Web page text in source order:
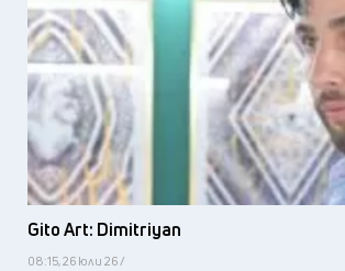
Gito Art: Dimitriyan
08:15, 26 юли 26 /